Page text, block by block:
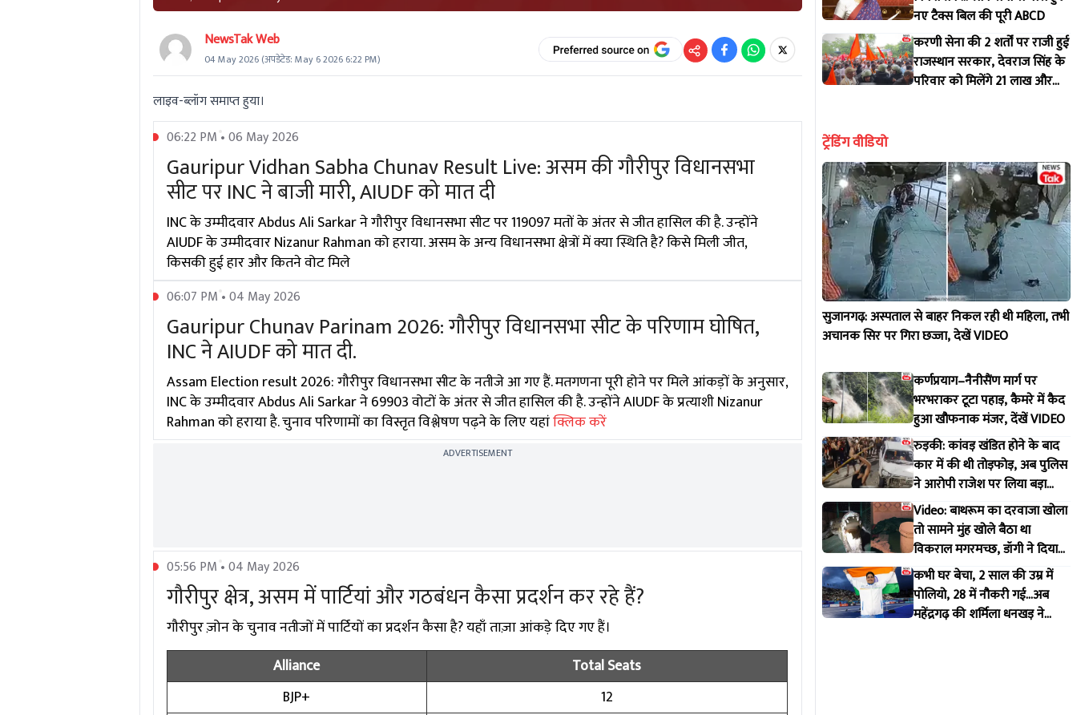
NewsTak Web
04 May 2026(अपडेटेड: May 6 2026 6:22 PM)
लाइव-ब्लॉग समाप्त हुया।
06:22 PM • 06 May 2026
Gauripur Vidhan Sabha Chunav Result Live: असम की गौरीपुर विधानसभा
सीट पर INC ने बाजी मारी, AIUDF को मात दी
INC के उम्मीदवार Abdus Ali Sarkar ने गौरीपुर विधानसभा सीट पर 119097 मतों के अंतर से जीत हासिल की है. उन्होंने
AIUDF के उम्मीदवार Nizanur Rahman को हराया. असम के अन्य विधानसभा क्षेत्रों में क्या स्थिति है? किसे मिली जीत,
किसकी हुई हार और कितने वोट मिले
06:07 PM • 04 May 2026
Gauripur Chunav Parinam 2026: गौरीपुर विधानसभा सीट के परिणाम घोषित,
INC ने AIUDF को मात दी.
Assam Election result 2026: गौरीपुर विधानसभा सीट के नतीजे आ गए हैं. मतगणना पूरी होने पर मिले आंकड़ों के अनुसार,
INC के उम्मीदवार Abdus Ali Sarkar ने 69903 वोटों के अंतर से जीत हासिल की है. उन्होंने AIUDF के प्रत्याशी Nizanur
Rahman को हराया है. चुनाव परिणामों का विस्तृत विश्लेषण पढ़ने के लिए यहांक्लिक करें
ADVERTISEMENT
05:56 PM • 04 May 2026
गौरीपुर क्षेत्र, असम में पार्टियां और गठबंधन कैसा प्रदर्शन कर रहे हैं?
गौरीपुर ज़ोन के चुनाव नतीजों में पार्टियों का प्रदर्शन कैसा है? यहाँ ताज़ा आंकड़े दिए गए हैं।
Alliance
Total Seats
BJP+
12
नए टैक्स बिल की पूरी ABCD
करणी सेना की 2 शर्तों पर राजी हुई
राजस्थान सरकार, देवराज सिंह के
परिवार को मिलेंगे 21 लाख और
ट्रेंडिंग वीडियो
सुजानगढ़: अस्पताल से बाहर निकल रही थी महिला, तभी
अचानक सिर पर गिरा छज्जा, देखें VIDEO
कर्णप्रयाग–नैनीसैंण मार्ग पर
भरभराकर टूटा पहाड़, कैमरे में कैद
हुआ खौफनाक मंजर, देंखें VIDEO
रुड़की: कांवड़ खंडित होने के बाद
कार में की थी तोड़फोड़, अब पुलिस
ने आरोपी राजेश पर लिया बड़ा
एक्शन
Video: बाथरूम का दरवाजा खोला
तो सामने मुंह खोले बैठा था
विकराल मगरमच्छ, डॉगी ने दिया
मकान मालिक को इशारा
कभी घर बेचा, 2 साल की उम्र में
पोलियो, 28 में नौकरी गई...अब
महेंद्रगढ़ की शर्मिला धनखड़ ने